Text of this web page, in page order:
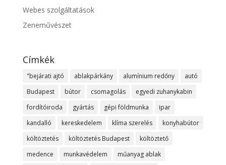
Webes szolgáltatások
Zeneművészet
Címkék
"bejárati ajtó ablakpárkány alumínium redőny
autó
Budapest
bútor csomagolás
egyedi zuhanykabin
fordítóiroda
gyártás gépi földmunka
ipar
kandalló
kereskedelem klíma szerelés
konyhabútor
költöztetés
költöztetés Budapest
költöztető
medence
munkavédelem műanyag ablak